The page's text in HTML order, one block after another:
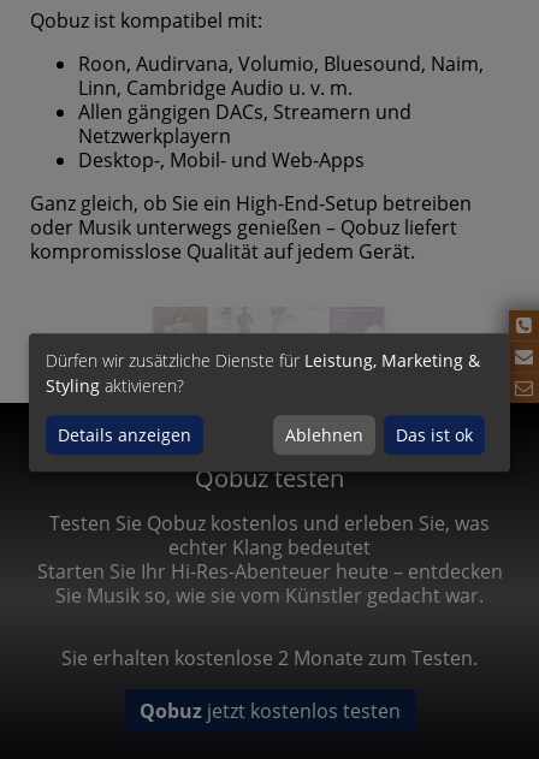
Qobuz ist kompatibel mit:
Roon, Audirvana, Volumio, Bluesound, Naim,
Linn, Cambridge Audio u. v. m.
Allen gängigen DACs, Streamern und
Netzwerkplayern
Desktop-, Mobil- und Web-Apps
Ganz gleich, ob Sie ein High-End-Setup betreiben
oder Musik unterwegs genießen – Qobuz liefert
kompromisslose Qualität auf jedem Gerät.
Qobuz testen
Testen Sie Qobuz kostenlos und erleben Sie, was
echter Klang bedeutet
Starten Sie Ihr Hi-Res-Abenteuer heute – entdecken
Sie Musik so, wie sie vom Künstler gedacht war.
Sie erhalten kostenlose 2 Monate zum Testen.
Qobuzjetzt kostenlos testen
Dürfen wir zusätzliche Dienste für Leistung, Marketing &
Styling aktivieren?
Details anzeigen Ablehnen Das ist ok